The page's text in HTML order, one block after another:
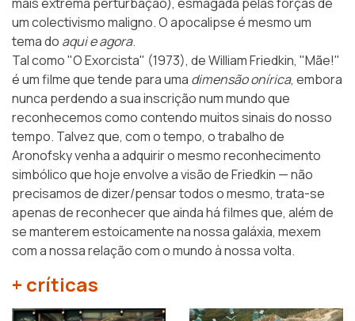
um colectivismo maligno. O apocalipse é mesmo um
tema do aqui e agora.
Tal como"O Exorcista" (1973), de William Friedkin, "Mãe!"
é um filme que tende para uma dimensão onírica, embora
nunca perdendo a sua inscrição num mundo que
reconhecemos como contendo muitos sinais do nosso
tempo. Talvez que, com o tempo, o trabalho de
Aronofsky venha a adquirir o mesmo reconhecimento
simbólico que hoje envolve a visão de Friedkin — não
precisamos de dizer/pensar todos o mesmo, trata-se
apenas de reconhecer que ainda há filmes que, além de
se manterem estoicamente na nossa galáxia, mexem
com a nossa relação com o mundo à nossa volta.
+ críticas